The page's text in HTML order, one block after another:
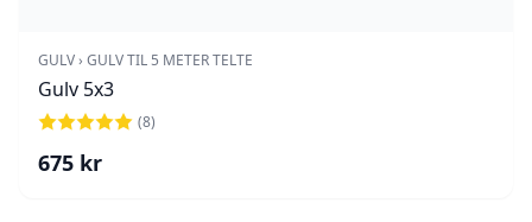
GULV › GULV TIL 5 METER TELTE
Gulv 5x3
(8)
675 kr